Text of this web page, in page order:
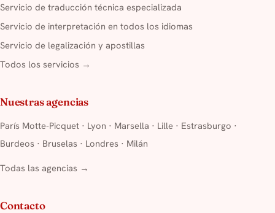
Servicio de traducción técnica especializada
Servicio de interpretación en todos los idiomas
Servicio de legalización y apostillas
Todos los servicios →
Nuestras agencias
París Motte-Picquet · Lyon · Marsella · Lille · Estrasburgo ·
Burdeos · Bruselas · Londres · Milán
Todas las agencias →
Contacto